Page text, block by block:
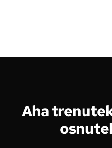
Aha